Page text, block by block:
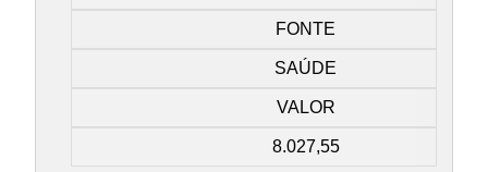
FONTE
SAÚDE
VALOR
8.027,55